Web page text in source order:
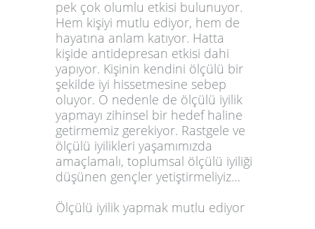
pek çok olumlu etkisi bulunuyor.
Hem kişiyi mutlu ediyor, hem de
hayatına anlam katıyor. Hatta
kişide antidepresan etkisi dahi
yapıyor. Kişinin kendini ölçülü bir
şekilde iyi hissetmesine sebep
oluyor. O nedenle de ölçülü iyilik
yapmayı zihinsel bir hedef haline
getirmemiz gerekiyor. Rastgele ve
ölçülü iyilikleri yaşamımızda
amaçlamalı, toplumsal ölçülü iyiliği
düşünen gençler yetiştirmeliyiz…
Ölçülü iyilik yapmak mutlu ediyor